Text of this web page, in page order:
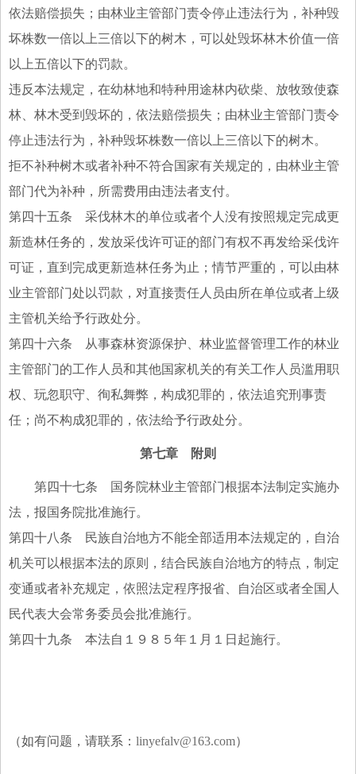
依法赔偿损失；由林业主管部门责令停止违法行为，补种毁
坏株数一倍以上三倍以下的树木，可以处毁坏林木价值一倍
以上五倍以下的罚款。
违反本法规定，在幼林地和特种用途林内砍柴、放牧致使森
林、林木受到毁坏的，依法赔偿损失；由林业主管部门责令
停止违法行为，补种毁坏株数一倍以上三倍以下的树木。
拒不补种树木或者补种不符合国家有关规定的，由林业主管
部门代为补种，所需费用由违法者支付。
第四十五条 采伐林木的单位或者个人没有按照规定完成更
新造林任务的，发放采伐许可证的部门有权不再发给采伐许
可证，直到完成更新造林任务为止；情节严重的，可以由林
业主管部门处以罚款，对直接责任人员由所在单位或者上级
主管机关给予行政处分。
第四十六条 从事森林资源保护、林业监督管理工作的林业
主管部门的工作人员和其他国家机关的有关工作人员滥用职
权、玩忽职守、徇私舞弊，构成犯罪的，依法追究刑事责
任；尚不构成犯罪的，依法给予行政处分。
第七章 附则
第四十七条 国务院林业主管部门根据本法制定实施办
法，报国务院批准施行。
第四十八条 民族自治地方不能全部适用本法规定的，自治
机关可以根据本法的原则，结合民族自治地方的特点，制定
变通或者补充规定，依照法定程序报省、自治区或者全国人
民代表大会常务委员会批准施行。
第四十九条 本法自１９８５年１月１日起施行。
（如有问题，请联系： linyefalv@163.com）